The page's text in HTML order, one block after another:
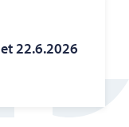
22.6.2026